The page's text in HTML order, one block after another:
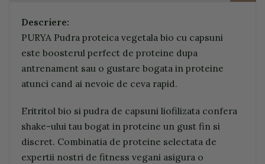
Descriere:
PURYA Pudra proteica vegetala bio cu capsuni
este boosterul perfect de proteine dupa
antrenament sau o gustare bogata in proteine
atunci cand ai nevoie de ceva rapid.
Eritritol bio si pudra de capsuni liofilizata confera
shake-ului tau bogat in proteine un gust fin si
discret. Combinatia de proteine selectata de
expertii nostri de fitness vegani asigura o